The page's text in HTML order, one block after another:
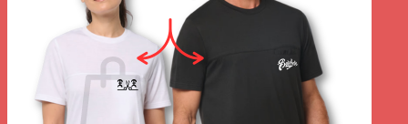
Se connecter
Panier /